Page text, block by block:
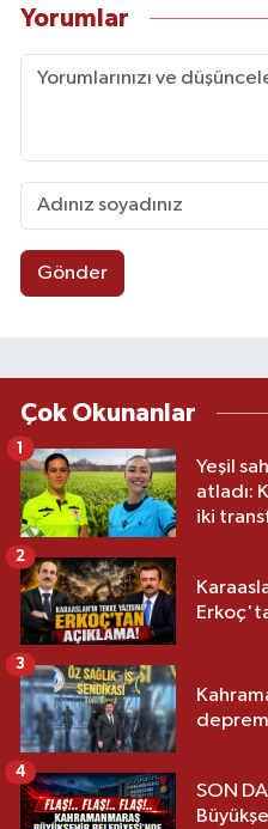
Yorumlar
Gönder
Çok Okunanlar
Yeşil
atladı:
iki
1
2
3
SON
4